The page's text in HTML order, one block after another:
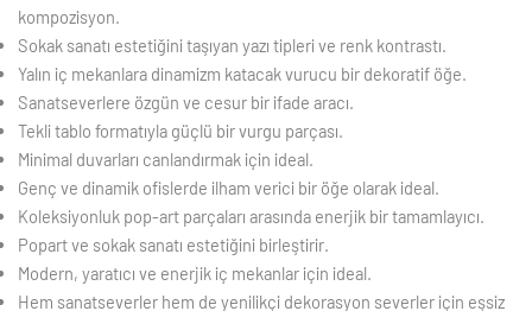
kompozisyon.
Sokak sanatı estetiğini taşıyan yazı tipleri ve renk kontrastı.
Yalın iç mekanlara dinamizm katacak vurucu bir dekoratif öğe.
Sanatseverlere özgün ve cesur bir ifade aracı.
Tekli tablo formatıyla güçlü bir vurgu parçası.
Minimal duvarları canlandırmak için ideal.
Genç ve dinamik ofislerde ilham verici bir öğe olarak ideal.
Koleksiyonluk pop-art parçaları arasında enerjik bir tamamlayıcı.
Popart ve sokak sanatı estetiğini birleştirir.
Modern, yaratıcı ve enerjik iç mekanlar için ideal.
Hem sanatseverler hem de yenilikçi dekorasyon severler için eşsiz